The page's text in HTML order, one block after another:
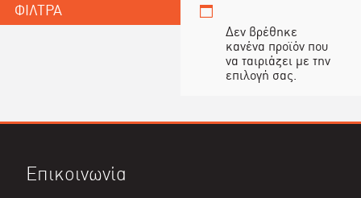
ΦΙΛΤΡΑ
Δεν βρέθηκε
κανένα προϊόν που
να ταιριάζει με την
επιλογή σας.
Επικοινωνία